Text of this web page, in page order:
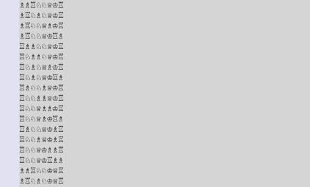
♗♗♖♘♘♕♔♖
♗♖♘♗♘♕♔♖
♗♖♘♘♕♗♔♖
♗♖♘♘♕♔♖♗
♖♗♗♘♘♕♔♖
♖♘♗♗♘♕♔♖
♖♘♗♘♕♗♔♖
♖♘♗♘♕♔♖♗
♖♗♘♘♗♕♔♖
♖♘♘♗♗♕♔♖
♖♘♘♕♗♗♔♖
♖♘♘♕♗♔♖♗
♖♗♘♘♕♔♗♖
♖♘♘♗♕♔♗♖
♖♘♘♕♔♗♗♖
♖♘♘♕♔♖♗♗
♗♗♖♘♘♔♕♖
♗♖♘♗♘♔♕♖